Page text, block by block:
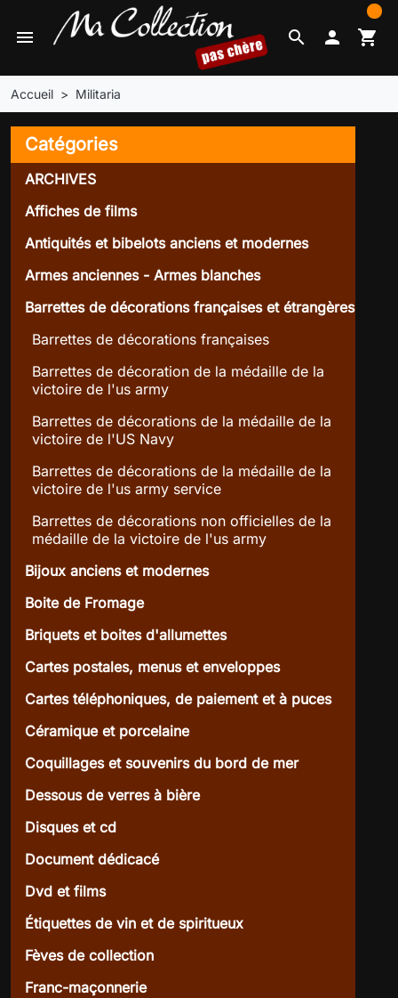
search
menu  shopping_cart
Accueil Militaria
Catégories
ARCHIVES
Affiches de films
Antiquités et bibelots anciens et modernes
Armes anciennes - Armes blanches
Barrettes de décorations françaises et étrangères
Barrettes de décorations françaises
Barrettes de décoration de la médaille de la
victoire de l'us army
Barrettes de décorations de la médaille de la
victoire de l'US Navy
Barrettes de décorations de la médaille de la
victoire de l'us army service
Barrettes de décorations non officielles de la
médaille de la victoire de l'us army
Bijoux anciens et modernes
Boite de Fromage
Briquets et boites d'allumettes
Cartes postales, menus et enveloppes
Cartes téléphoniques, de paiement et à puces
Céramique et porcelaine
Coquillages et souvenirs du bord de mer
Dessous de verres à bière
Disques et cd
Document dédicacé
Dvd et films
Étiquettes de vin et de spiritueux
Fèves de collection
Franc-maçonnerie